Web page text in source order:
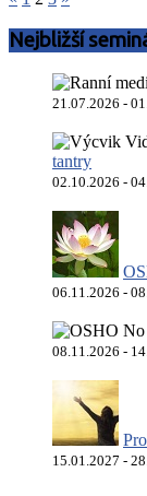
Nejbližší
21.07.2026 -
tantry
02.10.2026 -
06.11.2026 -
08.11.2026 -
15.01.2027 -